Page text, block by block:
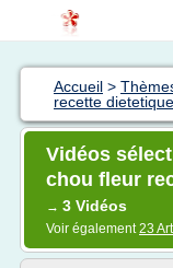
Accueil >
recette dietetique
Vidéos
chou fleur
→ 3 Vidéos
Voir également23